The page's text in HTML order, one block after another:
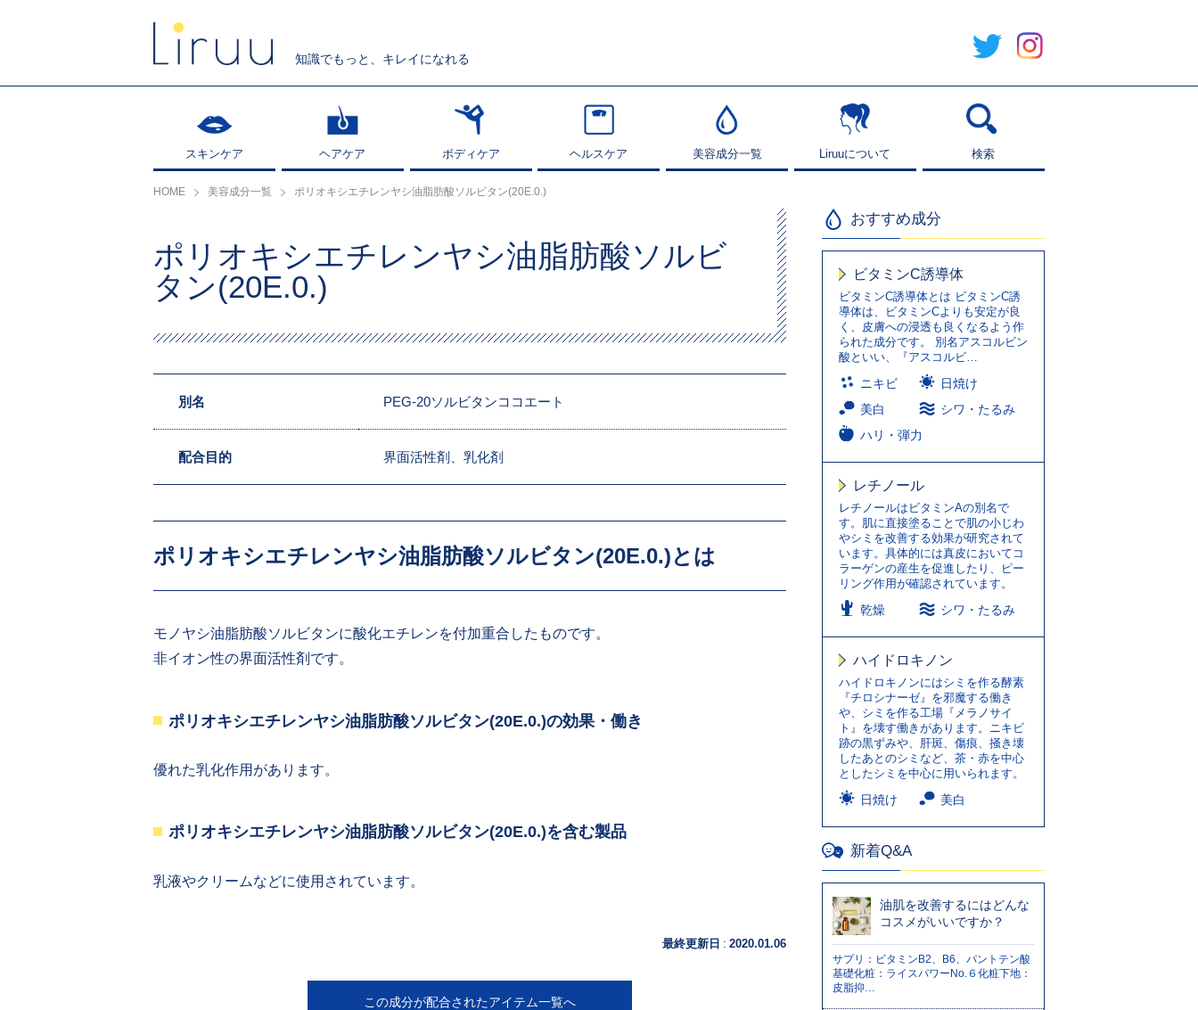
知識でもっと、キレイになれる
スキンケア
スキンケア ヘアケア
ヘアケア ボディケア
ボディケア ヘルスケア
ヘルスケア 美容成分一覧
美容成分一覧 Liruuについて
Liruuについて 検索
検索
HOME 美容成分一覧 ポリオキシエチレンヤシ油脂肪酸ソルビタン(20E.0.)
ポリオキシエチレンヤシ油脂肪酸ソルビ
タン(20E.0.)
別名 PEG-20ソルビタンココエート
配合目的 界面活性剤、乳化剤
ポリオキシエチレンヤシ油脂肪酸ソルビタン(20E.0.)とは
モノヤシ油脂肪酸ソルビタンに酸化エチレンを付加重合したものです。
非イオン性の界面活性剤です。
ポリオキシエチレンヤシ油脂肪酸ソルビタン(20E.0.)の効果・働き
優れた乳化作用があります。
ポリオキシエチレンヤシ油脂肪酸ソルビタン(20E.0.)を含む製品
乳液やクリームなどに使用されています。
最終更新日 : 2020.01.06
この成分が配合されたアイテム一覧へ
おすすめ成分
ビタミンC誘導体
ビタミンC誘導体とは ビタミンC誘
導体は、ビタミンCよりも安定が良
く、皮膚への浸透も良くなるよう作
られた成分です。 別名アスコルビン
酸といい、『アスコルビ…
ニキビ
日焼け
美白
シワ・たるみ
ハリ・弾力
レチノール
レチノールはビタミンAの別名で
す。肌に直接塗ることで肌の小じわ
やシミを改善する効果が研究されて
います。具体的には真皮においてコ
ラーゲンの産生を促進したり、ピー
リング作用が確認されています。
乾燥 シワ・たるみ
ハイドロキノン
ハイドロキノンにはシミを作る酵素
『チロシナーゼ』を邪魔する働き
や、シミを作る工場『メラノサイ
ト』を壊す働きがあります。ニキビ
跡の黒ずみや、肝斑、傷痕、掻き壊
したあとのシミなど、茶・赤を中心
としたシミを中心に用いられます。
日焼け 美白
新着Q&A
油肌を改善するにはどんな
コスメがいいですか？
サプリ：ビタミンB2、B6、パントテン酸
基礎化粧：ライスパワーNo.６化粧下地：
皮脂抑…